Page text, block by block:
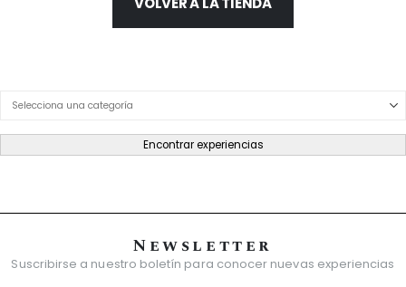
Product Category Dropdown
Encontrar experiencias
Newsletter
Suscribirse a nuestro boletín para conocer nuevas experiencias